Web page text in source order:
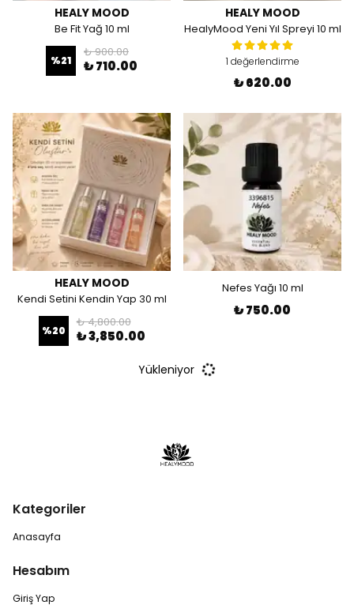
HEALY MOOD
Be Fit Yağ 10 ml
%21
₺ 900.00
₺ 710.00
HEALY MOOD
HealyMood Yeni Yıl Spreyi 10 ml
1 değerlendirme
₺ 620.00
HEALY MOOD
Kendi Setini Kendin Yap 30 ml
%20
₺ 4,800.00
₺ 3,850.00
Nefes Yağı 10 ml
₺ 750.00
Yükleniyor
Kategoriler
Anasayfa
Hesabım
Giriş Yap